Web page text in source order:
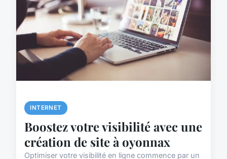
INTERNET
Boostez votre visibilité avec une
création de site à oyonnax
Optimiser votre visibilité en ligne commence par un